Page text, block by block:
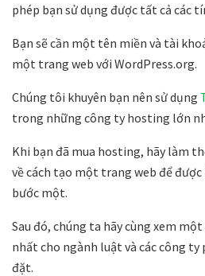
phép bạn sử dụng được tất cả các
Bạn sẽ cần một tên miền và tài
một trang web với WordPress.org.
Chúng tôi khuyên bạn nên sử dụng
trong những công ty hosting lớn
Khi bạn đã mua hosting, hãy làm
về cách tạo một trang web để
bước một.
Sau đó, chúng ta hãy cùng xem
nhất cho ngành luật và các công ty
đặt.